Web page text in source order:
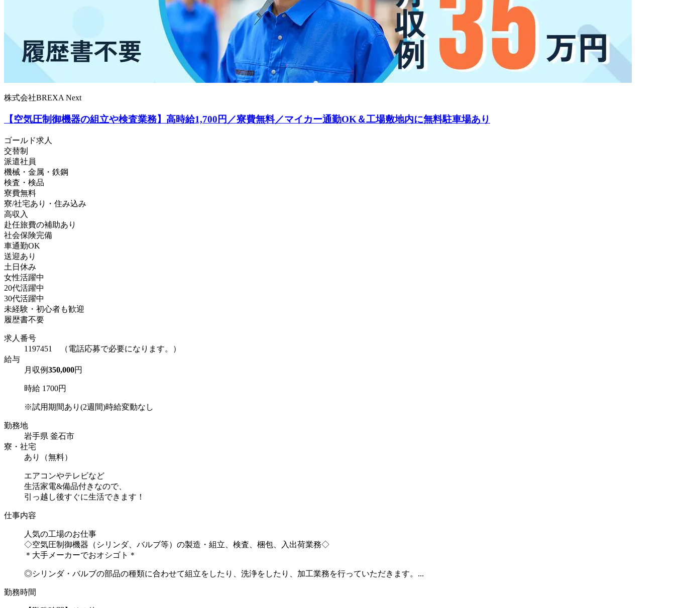
株式会社BREXA Next
【空気圧制御機器の組立や検査業務】高時給1,700円／寮費無料／マイカー通勤OK＆工場敷地内に無料駐車場あり
ゴールド求人
交替制
派遣社員
機械・金属・鉄鋼
検査・検品
寮費無料
寮/社宅あり・住み込み
高収入
赴任旅費の補助あり
社会保険完備
車通勤OK
送迎あり
土日休み
女性活躍中
20代活躍中
30代活躍中
未経験・初心者も歓迎
履歴書不要
求人番号
1197451 （電話応募で必要になります。）
給与
月収例350,000円
時給 1700円
※試用期間あり(2週間)時給変動なし
勤務地
岩手県 釜石市
寮・社宅
あり（無料）
エアコンやテレビなど
生活家電&備品付きなので、
引っ越し後すぐに生活できます！
仕事内容
人気の工場のお仕事
◇空気圧制御機器（シリンダ、バルブ等）の製造・組立、検査、梱包、入出荷業務◇
＊大手メーカーでおオシゴト＊
◎シリンダ・バルブの部品の種類に合わせて組立をしたり、洗浄をしたり、加工業務を行っていただきます。...
勤務時間